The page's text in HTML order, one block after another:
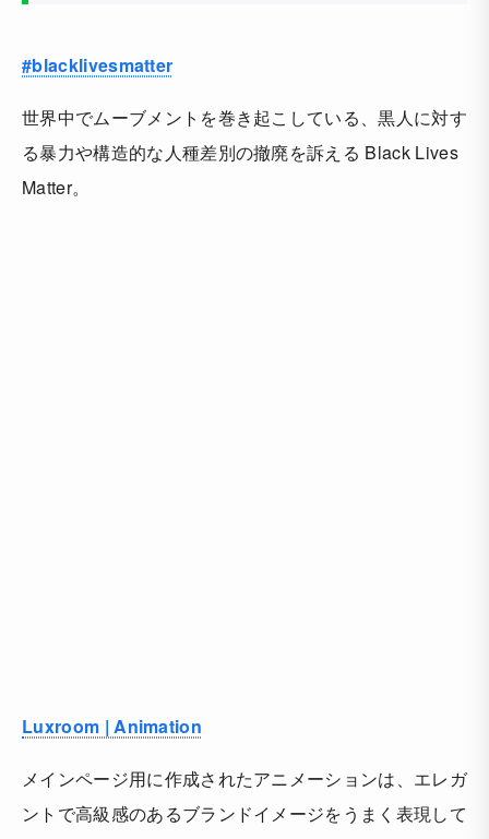
#blacklivesmatter
世界中でムーブメントを巻き起こしている、黒人に対す
る暴力や構造的な人種差別の撤廃を訴える Black Lives
Matter。
Luxroom | Animation
メインページ用に作成されたアニメーションは、エレガ
ントで高級感のあるブランドイメージをうまく表現して